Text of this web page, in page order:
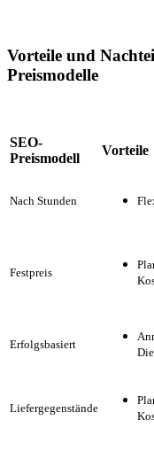
Vorteile und
Preismodelle
SEO-
Preismodell
Vorteile
Nach Stunden
Festpreis
Erfolgsbasiert
Liefergegenstände